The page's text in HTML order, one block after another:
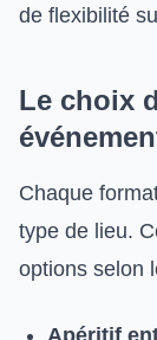
de flexibilité
Le choix
Chaque
type de lieu.
options selon
Apéritif